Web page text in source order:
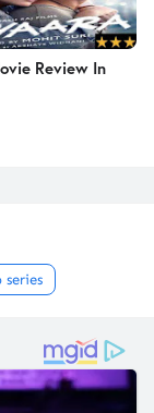
Review In
series